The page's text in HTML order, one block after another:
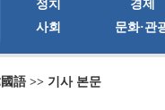
語 >> 기사 본문